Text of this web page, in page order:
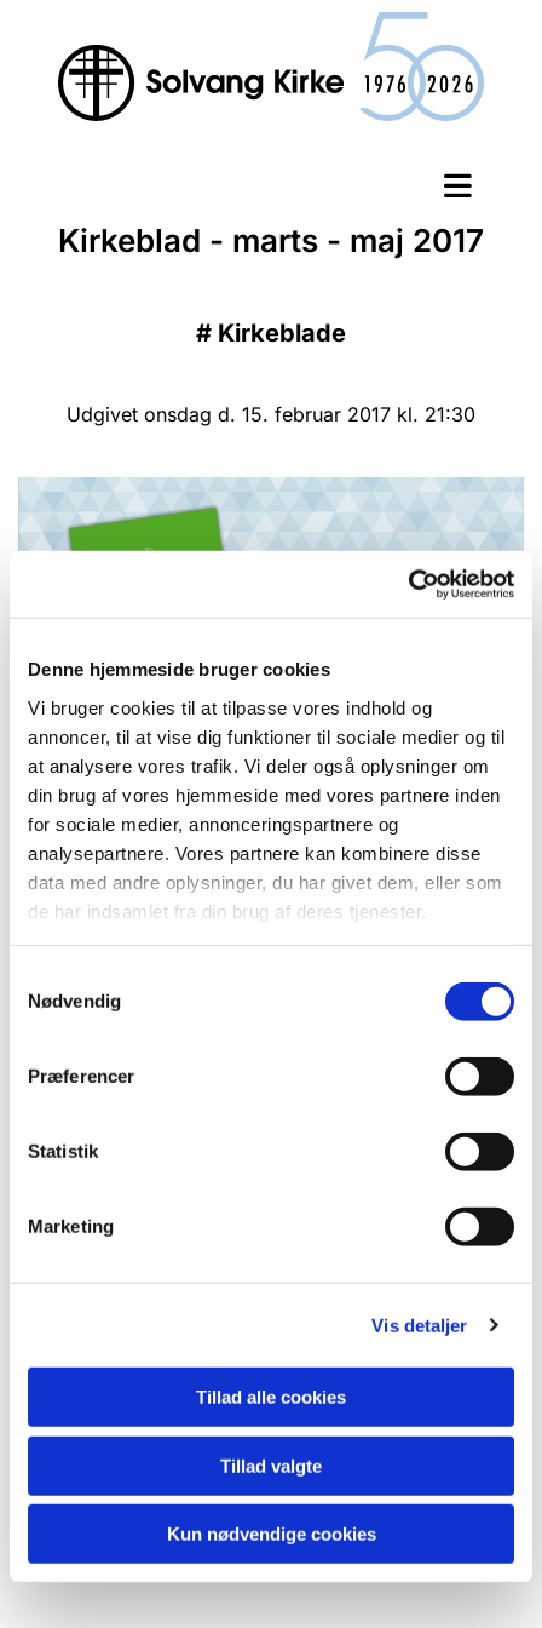
Denne hjemmeside bruger cookies
Vi bruger cookies til at tilpasse vores indhold og
annoncer, til at vise dig funktioner til sociale medier og til
at analysere vores trafik. Vi deler også oplysninger om
din brug af vores hjemmeside med vores partnere inden
for sociale medier, annonceringspartnere og
analysepartnere. Vores partnere kan kombinere disse
data med andre oplysninger, du har givet dem, eller som
de har indsamlet fra din brug af deres tjenester.
Nødvendig
Præferencer
Statistik
Marketing
Vis detaljer
Tillad alle cookies
Tillad valgte
Kun nødvendige cookies
Kirkeblad - marts - maj 2017
# Kirkeblade
Udgivet onsdag d. 15. februar 2017 kl. 21:30
Kirkeblad - marts - maj 2017
Læs kirkebladet i PDF
For at læse bladet i PDF format skal programmet
Adobe Reader benyttes.
Du vil måske også kunne